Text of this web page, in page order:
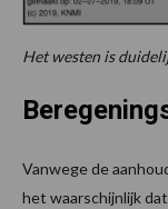
Het westen is
Vanwege de
het waarschijnlijk